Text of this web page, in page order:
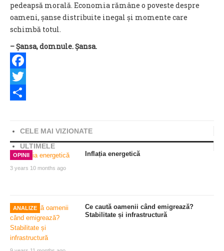
pedeapsă morală. Economia rămâne o poveste despre
oameni, șanse distribuite inegal și momente care
schimbă totul.
– Șansa, domnule. Șansa.
Facebook
Twitter
CELE MAI VIZIONATE
ULTIMELE
OPINII
3 years 10 months ago
Inflația energetică
ANALIZE
Ce caută oamenii când emigrează?
Stabilitate și infrastructură